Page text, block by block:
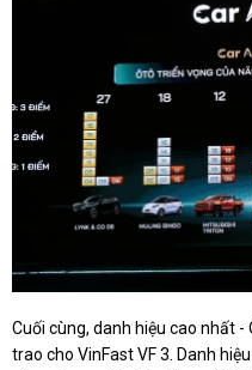
Cuối cùng, danh hiệu cao nhất
trao cho VinFast VF 3. Danh